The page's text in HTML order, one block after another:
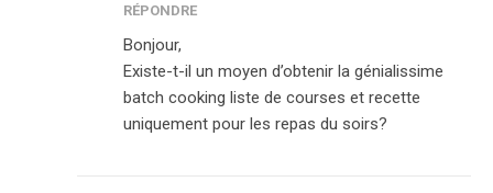
RÉPONDRE
Bonjour,
Existe-t-il un moyen d’obtenir la génialissime
batch cooking liste de courses et recette
uniquement pour les repas du soirs?